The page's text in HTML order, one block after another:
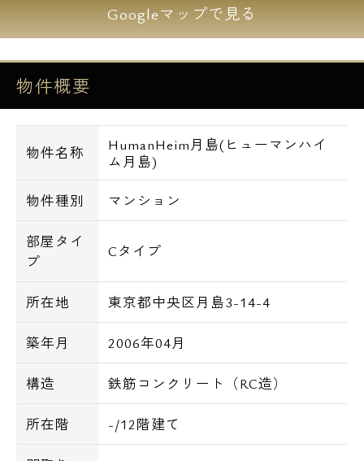
Googleマップで見る
物件概要
物件名称
HumanHeim月島(ヒューマンハイ
ム月島)
物件種別 マンション
部屋タイ
プ
Cタイプ
所在地 東京都中央区月島3-14-4
築年月 2006年04月
構造 鉄筋コンクリート（RC造）
所在階 -/12階建て